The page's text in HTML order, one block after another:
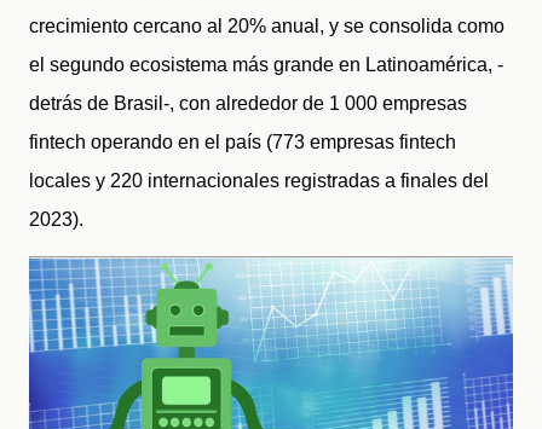
crecimiento cercano al 20% anual, y se consolida como
el segundo ecosistema más grande en Latinoamérica, -
detrás de Brasil-, con alrededor de 1 000 empresas
fintech operando en el país (773 empresas fintech
locales y 220 internacionales registradas a finales del
2023).